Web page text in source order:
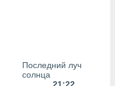
Последний луч
солнца